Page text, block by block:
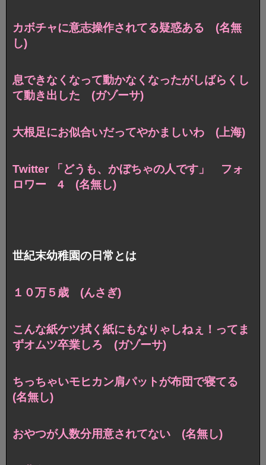
カボチャに意志操作されてる疑惑ある (名無
し)
息できなくなって動かなくなったがしばらくし
て動き出した (ガゾーサ)
大根足にお似合いだってやかましいわ (上海)
Twitter 「どうも、かぼちゃの人です」 フォ
ロワー 4 (名無し)
世紀末幼稚園の日常とは
１０万５歳 (んさぎ)
こんな紙ケツ拭く紙にもなりゃしねぇ！ってま
ずオムツ卒業しろ (ガゾーサ)
ちっちゃいモヒカン肩パットが布団で寝てる
(名無し)
おやつが人数分用意されてない (名無し)